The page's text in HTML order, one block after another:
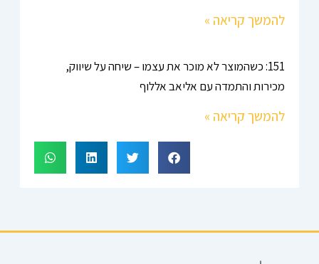
להמשך קריאה »
151: כשהמוצר לא מוכר את עצמו – שיחה על שיווק,
מכירות והתמדה עם אליאב אללוף
להמשך קריאה »